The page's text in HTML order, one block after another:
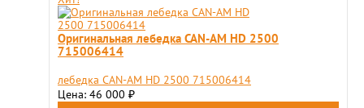
Оригинальная лебедка CAN-AM HD 2500
715006414
лебедка CAN-AM HD 2500 715006414
Цена: 46 000 ₽